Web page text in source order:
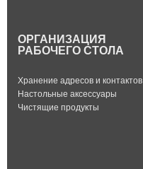
ОРГАНИЗАЦИЯ
РАБОЧЕГО СТОЛА
Хранение адресов и контактов
Настольные аксессуары
Чистящие продукты